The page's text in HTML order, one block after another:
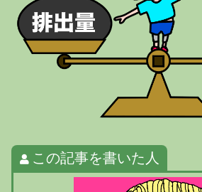
この記事を書いた人